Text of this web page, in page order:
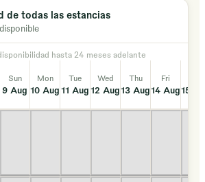
de todas las estancias
hasta 24 meses adelante
Sun
9 Aug
Mon
10 Aug
Tue
11 Aug
Wed
12 Aug
Thu
13 Aug
Fri
14 Aug15